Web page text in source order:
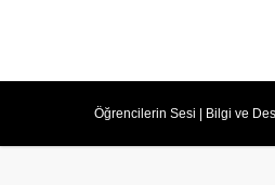
Öğrencilerin Sesi | Bilgi ve